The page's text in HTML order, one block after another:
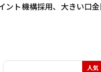
ント機構採用、大きい口
人気